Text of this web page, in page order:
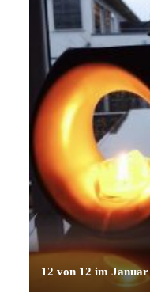
12 von 12 im Januar